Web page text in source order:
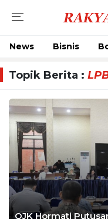
News Bisnis
Topik Berita :
OJK Hormati